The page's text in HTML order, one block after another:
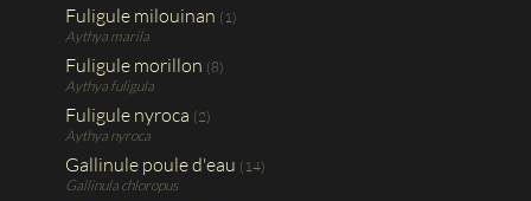
Fuligule milouinan (1)
Aythya marila
Fuligule morillon (8)
Aythya fuligula
Fuligule nyroca (2)
Aythya nyroca
Gallinule poule d'eau (14)
Gallinula chloropus